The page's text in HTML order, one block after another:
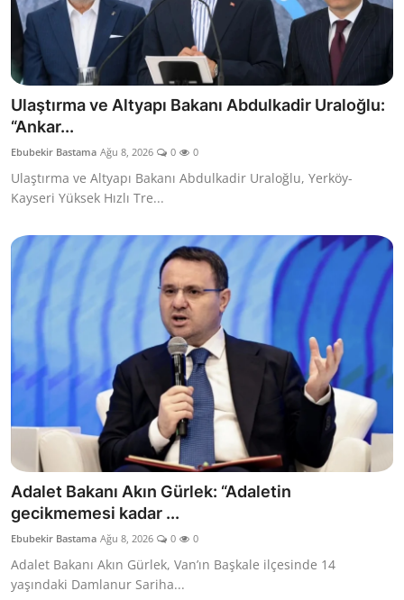
Ulaştırma ve Altyapı Bakanı Abdulkadir Uraloğlu:
“Ankar...
Ebubekir Bastama Ağu 8, 2026 0 0
Ulaştırma ve Altyapı Bakanı Abdulkadir Uraloğlu, Yerköy-
Kayseri Yüksek Hızlı Tre...
Adalet Bakanı Akın Gürlek: “Adaletin
gecikmemesi kadar ...
Ebubekir Bastama Ağu 8, 2026 0 0
Adalet Bakanı Akın Gürlek, Van’ın Başkale ilçesinde 14
yaşındaki Damlanur Sariha...